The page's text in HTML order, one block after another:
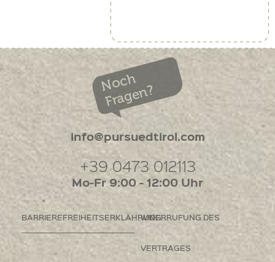
Noch
Fragen?
info@pursuedtirol.com
+39 0473 012113
Mo-Fr 9:00 - 12:00 Uhr
BARRIEREFREIHEITSERKLÄHRUNGWIDERRUFUNG DES
VERTRAGES